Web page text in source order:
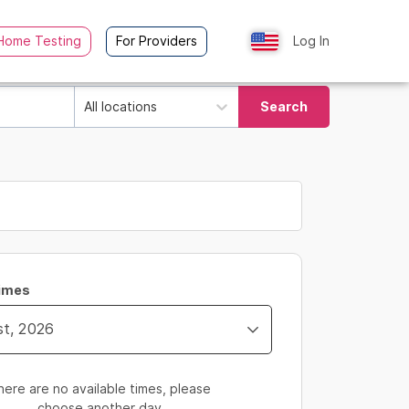
Testing For Providers Log In
All locations Search
are no available times, please